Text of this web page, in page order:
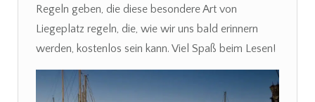
Regeln geben, die diese besondere Art von
Liegeplatz regeln, die, wie wir uns bald erinnern
werden, kostenlos sein kann. Viel Spaß beim Lesen!